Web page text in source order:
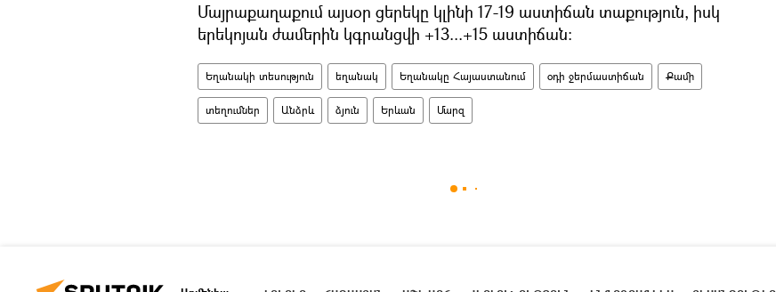
Մայրաքաղաքում այսօր ցերեկը կլինի 17-19 աստիճան տաքություն, իսկ
երեկոյան ժամերին կգրանցվի +13...+15 աստիճան։
Եղանակի տեսություն եղանակ Եղանակը Հայաստանում օդի ջերմաստիճան Քամի
տեղումներ Անձրև ձյուն Երևան Մարզ